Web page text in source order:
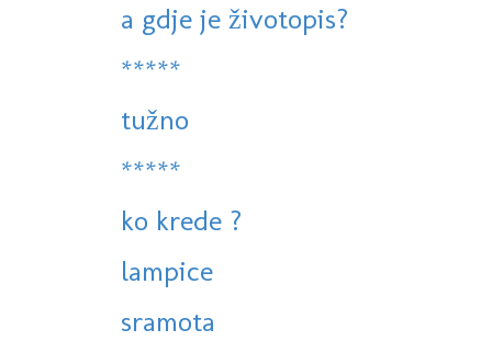
a gdje je životopis?
*****
tužno
*****
ko krede ?
lampice
sramota